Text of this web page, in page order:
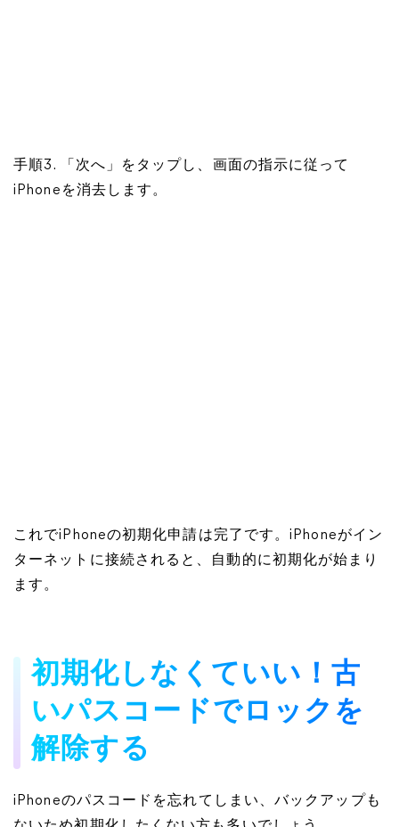
手順3. 「次へ」をタップし、画面の指示に従って
iPhoneを消去します。
これでiPhoneの初期化申請は完了です。iPhoneがイン
ターネットに接続されると、自動的に初期化が始まり
ます。
初期化しなくていい！古
いパスコードでロックを
解除する
iPhoneのパスコードを忘れてしまい、バックアップも